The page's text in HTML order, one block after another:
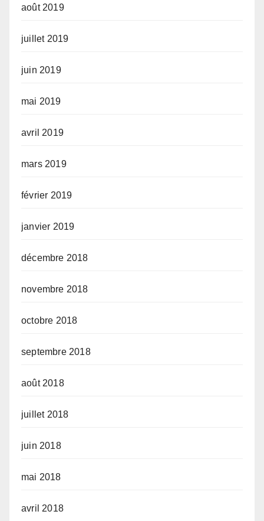
août 2019
juillet 2019
juin 2019
mai 2019
avril 2019
mars 2019
février 2019
janvier 2019
décembre 2018
novembre 2018
octobre 2018
septembre 2018
août 2018
juillet 2018
juin 2018
mai 2018
avril 2018